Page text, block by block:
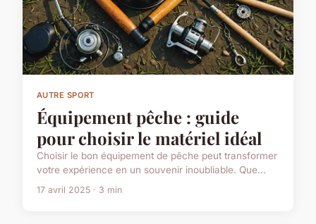
AUTRE SPORT
Équipement pêche : guide
pour choisir le matériel idéal
Choisir le bon équipement de pêche peut transformer
votre expérience en un souvenir inoubliable. Que...
17 avril 2025 · 3 min